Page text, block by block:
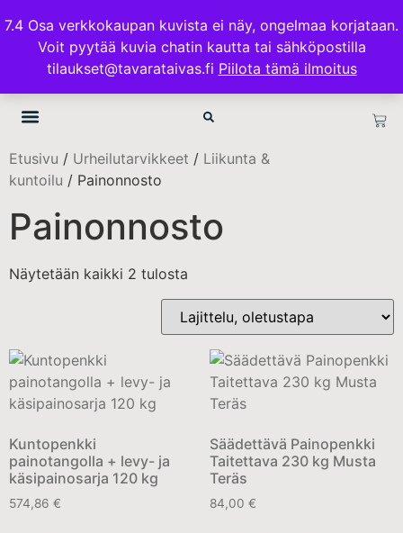
7.4 Osa verkkokaupan kuvista ei näy, ongelmaa korjataan.
Voit pyytää kuvia chatin kautta tai sähköpostilla
tilaukset@tavarataivas.fi Piilota tämä ilmoitus
ILMAINEN TOIMITUS 100€ TILAUKSISSA
TAVARATAIVAS.FI
Etusivu / Urheilutarvikkeet / Liikunta &
kuntoilu / Painonnosto
Painonnosto
Näytetään kaikki 2 tulosta
Kuntopenkki
painotangolla + levy- ja
käsipainosarja 120 kg
574,86 €
Säädettävä Painopenkki
Taitettava 230 kg Musta
Teräs
84,00 €